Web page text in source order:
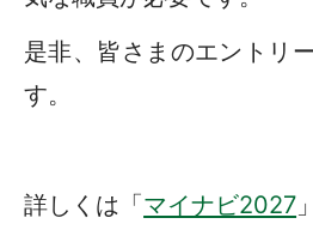
是非、皆さまのエントリ
す。
詳しくは「 マイナビ2027